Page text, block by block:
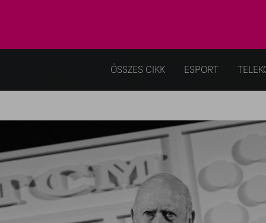
ÖSSZES CIKK ESPORT